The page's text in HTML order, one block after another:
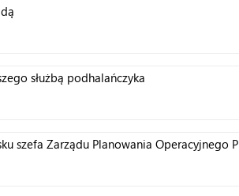
służbą podhalańczyka
szefa Zarządu Planowania Operacyjnego